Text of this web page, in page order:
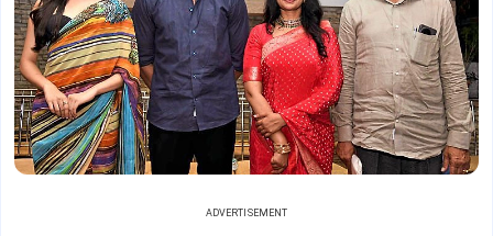
ADVERTISEMENT